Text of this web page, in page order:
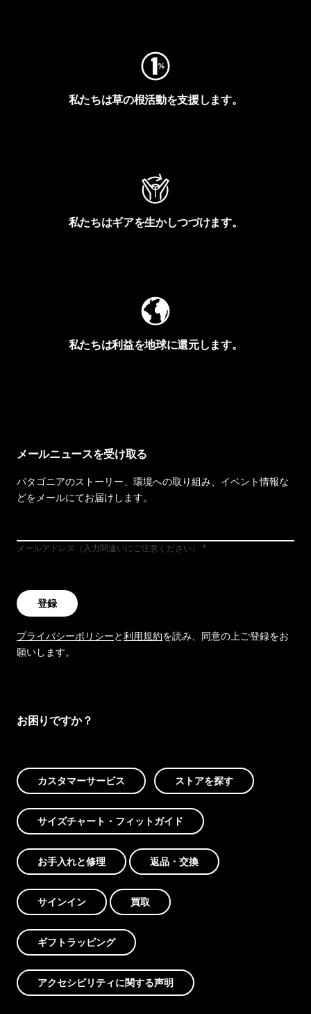
私たちは草の根活動を支援します。
私たちはギアを生かしつづけます。
私たちは利益を地球に還元します。
メールニュースを受け取る
パタゴニアのストーリー、環境への取り組み、イベント情報な
どをメールにてお届けします。
メールアドレス（入力間違いにご注意ください）
登録
プライバシーポリシーと利用規約を読み、同意の上ご登録をお
願いします。
お困りですか？
カスタマーサービス ストアを探す
サイズチャート・フィットガイド
お手入れと修理 返品・交換
サインイン 買取
ギフトラッピング
アクセシビリティに関する声明